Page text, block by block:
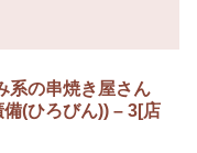
系の串焼き屋さん
(ひろびん)) – 3[店